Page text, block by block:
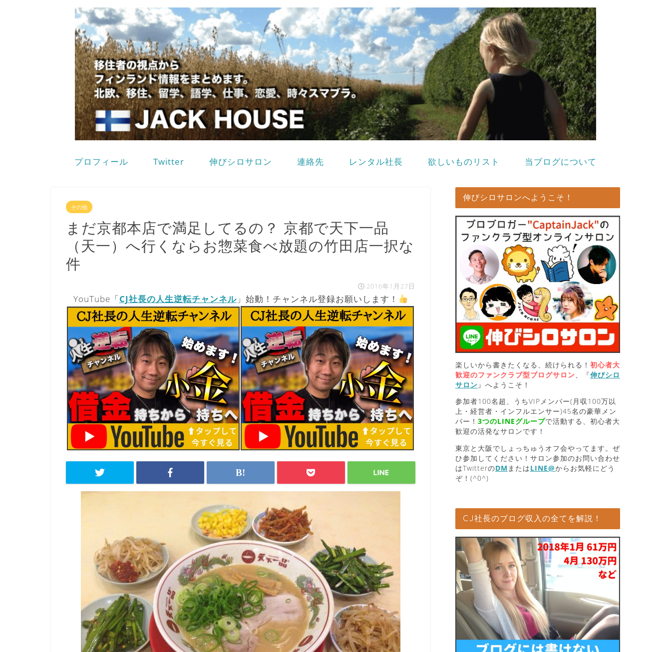
プロフィール Twitter 伸びシロサロン 連絡先 レンタル社長 欲しいものリスト 当ブログについて
その他
まだ京都本店で満足してるの？ 京都で天下一品
（天一）へ行くならお惣菜食べ放題の竹田店一択な
件
2016年1月27日
YouTube「CJ社長の人生逆転チャンネル」始動！チャンネル登録お願いします！
伸びシロサロンへようこそ！
楽しいから書きたくなる、続けられる！ 初心者大
歓迎のファンクラブ型ブログサロン 、『伸びシロ
サロン 』へようこそ！
参加者100名超、うちVIPメンバー(月収100万以
上・経営者・インフルエンサー)45名の豪華メン
バー！ 3つのLINEグループで活動する、初心者大
歓迎の活発なサロンです！
東京と大阪でしょっちゅうオフ会やってます。ぜ
ひ参加してください！サロン参加のお問い合わせ
はTwitterのDM またはLINE@からお気軽にどう
ぞ！(^0^)
CJ社長のブログ収入の全てを解説！